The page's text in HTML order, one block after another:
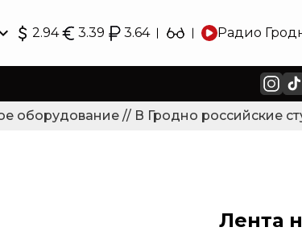
2.94 3.39 3.64 Радио
// В Гродно российские
Лента